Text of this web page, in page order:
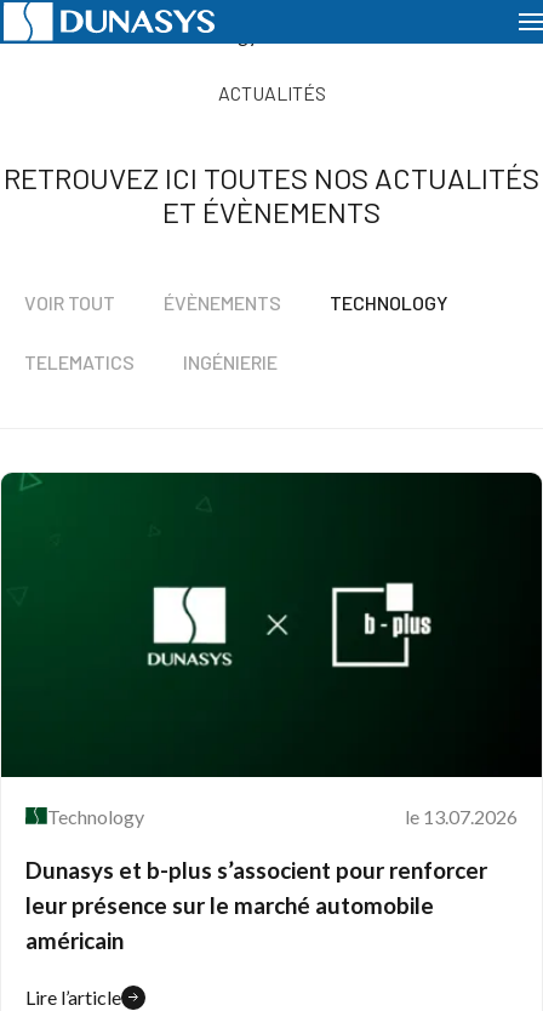
Accueil Actualités Technology
ACTUALITÉS
RETROUVEZ ICI TOUTES NOS ACTUALITÉS
ET ÉVÈNEMENTS
VOIR TOUT ÉVÈNEMENTS TECHNOLOGY
TELEMATICS INGÉNIERIE
Technology le 13.07.2026
Dunasys et b-plus s’associent pour renforcer
leur présence sur le marché automobile
américain
Lire l’article